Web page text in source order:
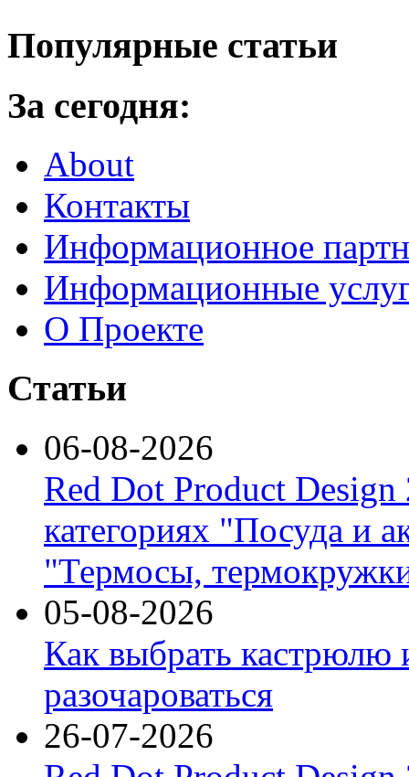
Популярные статьи
За сегодня:
About
Контакты
Информационное
Информационные
О Проекте
Статьи
06-08-2026
Red Dot Product Design
категориях "Посуда и
"Термосы,
05-08-2026
Как выбрать кастрюлю
разочароваться
26-07-2026